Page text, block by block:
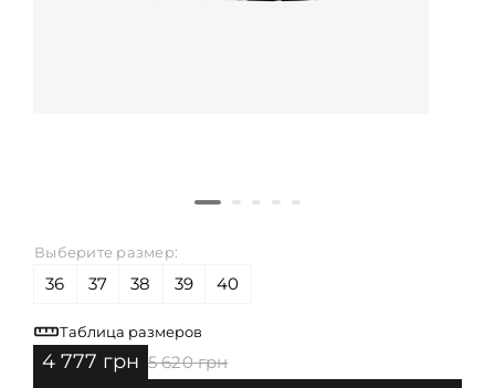
Выберите размер:
36 37 38 39 40
Таблица размеров
4 777 грн 5 620 грн